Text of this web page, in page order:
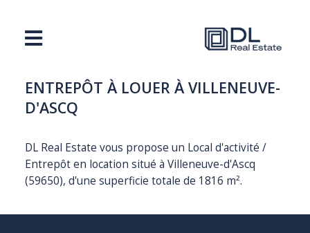
ENTREPÔT À LOUER À VILLENEUVE-
D'ASCQ
DL Real Estate vous propose un Local d'activité /
Entrepôt en location situé à Villeneuve-d'Ascq
(59650), d'une superficie totale de 1816 m².